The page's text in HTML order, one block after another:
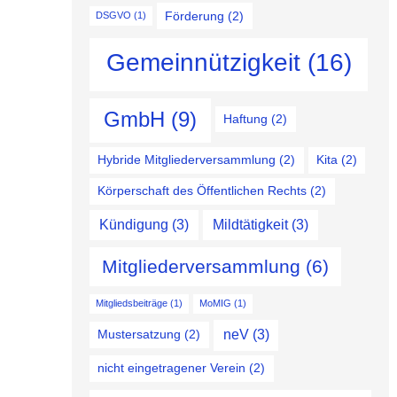
DSGVO (1) Förderung (2)
Gemeinnützigkeit(16)
GmbH (9) Haftung (2)
Hybride Mitgliederversammlung (2) Kita (2)
Körperschaft des Öffentlichen Rechts (2)
Kündigung (3) Mildtätigkeit(3)
Mitgliederversammlung (6)
Mitgliedsbeiträge(1) MoMIG (1)
Mustersatzung (2) neV(3)
nicht eingetragener Verein (2)